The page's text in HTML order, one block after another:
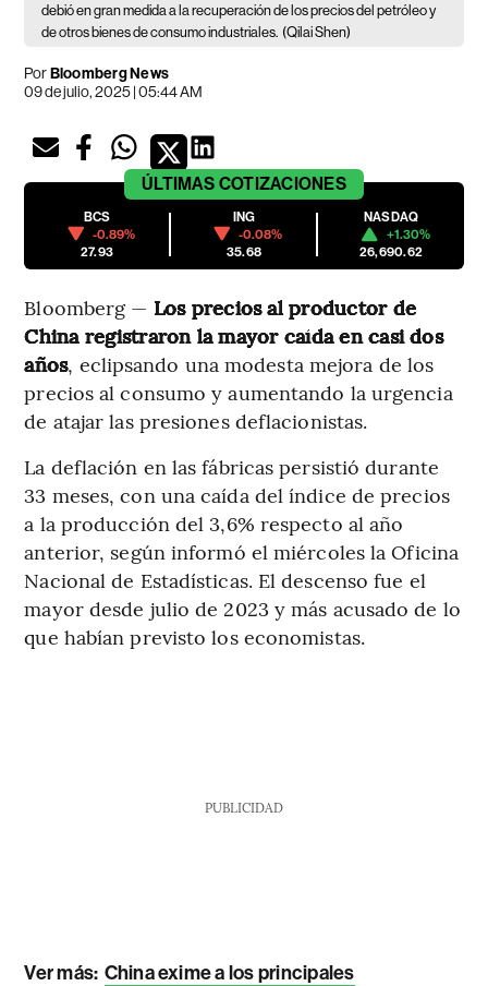
debió en gran medida a la recuperación de los precios del petróleo y
de otros bienes de consumo industriales. (Qilai Shen)
PorBloomberg News
09 de julio, 2025 | 05:44 AM
ÚLTIMAS COTIZACIONES
BCS
-0.89%
27.93
ING
-0.08%
35.68
NASDAQ
+1.30%
26,690.62
Bloomberg — Los precios al productor de
China registraron la mayor caída en casi dos
años, eclipsando una modesta mejora de los
precios al consumo y aumentando la urgencia
de atajar las presiones deflacionistas.
La deflación en las fábricas persistió durante
33 meses, con una caída del índice de precios
a la producción del 3,6% respecto al año
anterior, según informó el miércoles la Oficina
Nacional de Estadísticas. El descenso fue el
mayor desde julio de 2023 y más acusado de lo
que habían previsto los economistas.
PUBLICIDAD
Ver más: China exime a los principales